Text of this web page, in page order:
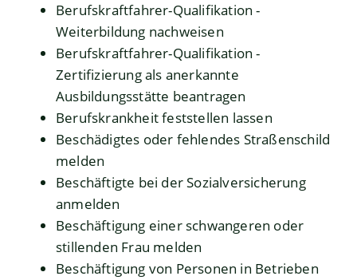
Berufskraftfahrer-Qualifikation -
Weiterbildung nachweisen
Berufskraftfahrer-Qualifikation -
Zertifizierung als anerkannte
Ausbildungsstätte beantragen
Berufskrankheit feststellen lassen
Beschädigtes oder fehlendes Straßenschild
melden
Beschäftigte bei der Sozialversicherung
anmelden
Beschäftigung einer schwangeren oder
stillenden Frau melden
Beschäftigung von Personen in Betrieben